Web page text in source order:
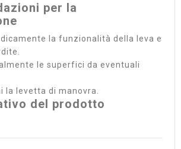
per la
la funzionalità della leva e
le superfici da eventuali
la levetta di manovra.
del prodotto